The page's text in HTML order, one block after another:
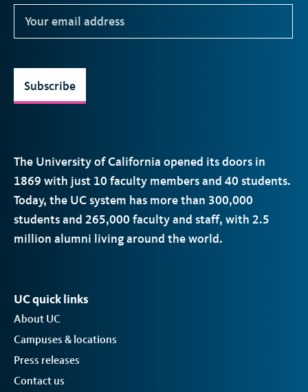
The University of California opened its doors in
1869 with just 10 faculty members and 40 students.
Today, the UCsystem has more than 300,000
students and 265,000 faculty and staff, with 2.5
million alumni living around the world.
Subscribe
UC quick links
About UC
Campuses & locations
Press releases
Contact us